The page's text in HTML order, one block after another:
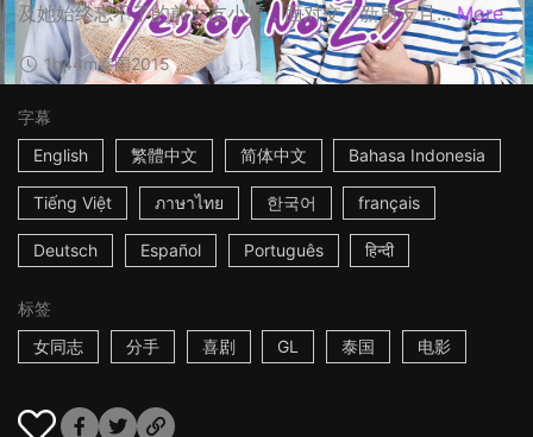
及她始终忘不了的前女友小苹，面对交了新男友且... More
1h44m泰国2015
字幕
English
繁體中文 简体中文 Bahasa Indonesia
Tiếng Việt ภาษาไทย 한국어 français
Deutsch Español Português हिन्दी
标签
女同志
分手 喜剧 GL 泰国 电影